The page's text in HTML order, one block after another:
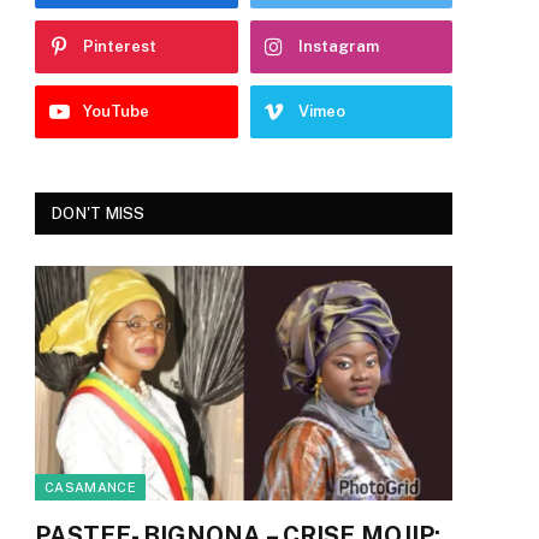
Pinterest Instagram
YouTube Vimeo
DON'T MISS
CASAMANCE